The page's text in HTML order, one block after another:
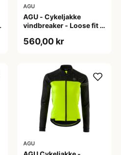
AGU
AGU - Cykeljakke
vindbreaker - Loose fit -
560,00 kr
AGU